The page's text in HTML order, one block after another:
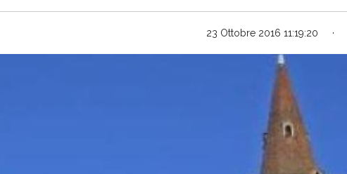
23 Ottobre 2016 11:19:20